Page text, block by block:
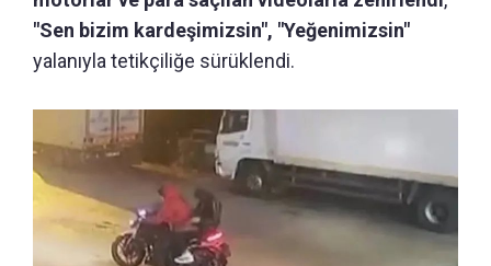
"Sen bizim kardeşimizsin", "Yeğenimizsin"
yalanıyla tetikçiliğe sürüklendi.